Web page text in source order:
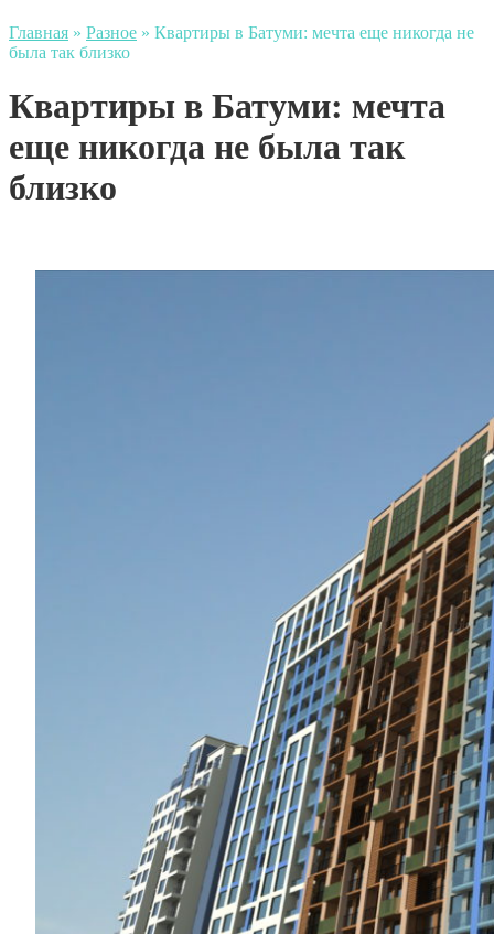
Главная » Разное » Квартиры в Батуми: мечта еще никогда не
была так близко
Квартиры в Батуми: мечта
еще никогда не была так
близко